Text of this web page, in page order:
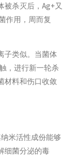
被杀灭后，Ag+又
作用，周而复
子类似。当菌体
，进行新一轮杀
材料和伤口收敛
米活性成份能够
细菌分泌的毒